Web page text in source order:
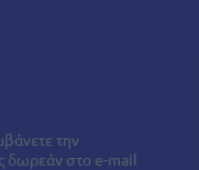
την
δωρεάν στο e-mail